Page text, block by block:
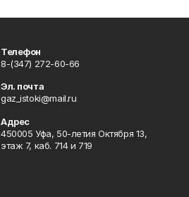
Телефон
8-(347) 272-60-66
Эл. почта
gaz_istoki@mail.ru
Адрес
450005 Уфа, 50-летия Октября 13,
этаж 7, каб. 714 и 719